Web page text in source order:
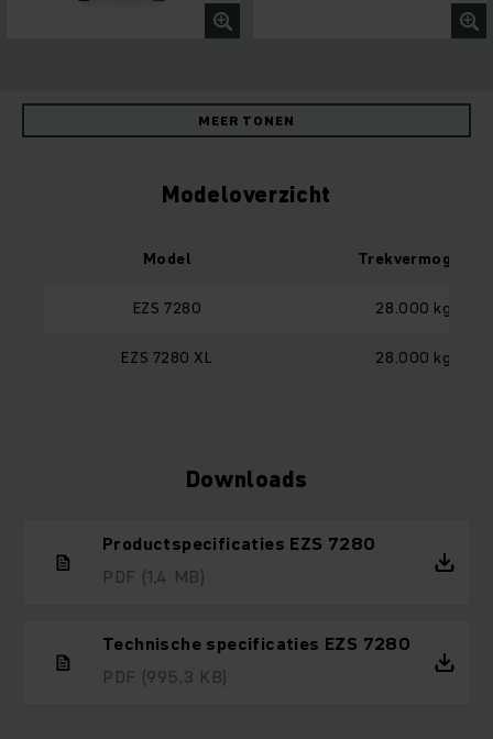
MEER TONEN
Modeloverzicht
Model Trekvermogen
EZS 7280 28.000 kg
EZS 7280 XL 28.000 kg
Downloads
Productspecificaties EZS 7280
PDF (1,4 MB)
Technische specificaties EZS 7280
PDF (995,3 KB)